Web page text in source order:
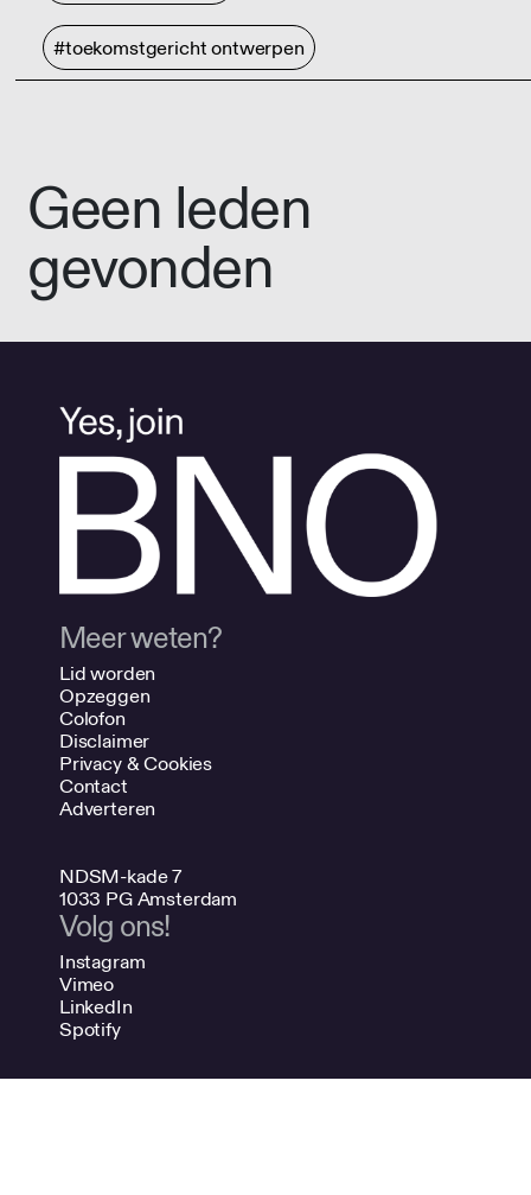
#toekomstgericht ontwerpen
Geen leden
gevonden
Meer weten?
Lid worden
Opzeggen
Colofon
Disclaimer
Privacy & Cookies
Contact
Adverteren
NDSM-kade 7
1033 PG Amsterdam
Volg ons!
Instagram
Vimeo
LinkedIn
Spotify